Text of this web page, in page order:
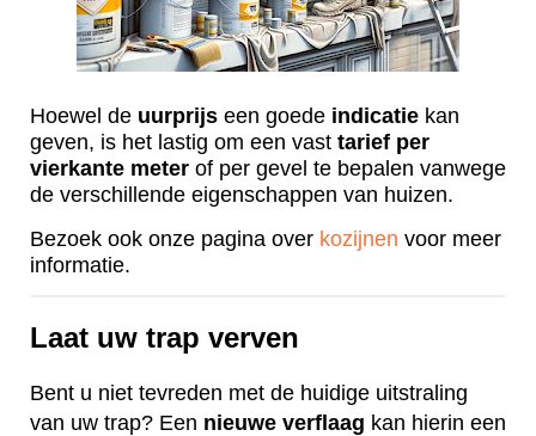
Hoewel de uurprijs een goede indicatie kan
geven, is het lastig om een vast tarief per
vierkante meter of per gevel te bepalen vanwege
de verschillende eigenschappen van huizen.
Bezoek ook onze pagina over kozijnen voor meer
informatie.
Laat uw trap verven
Bent u niet tevreden met de huidige uitstraling
van uw trap? Een nieuwe verflaag kan hierin een